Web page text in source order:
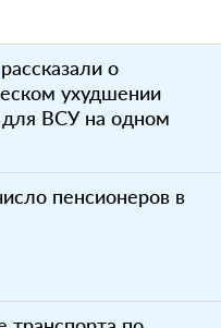
о
ухудшении
для ВСУ на одном
пенсионеров в